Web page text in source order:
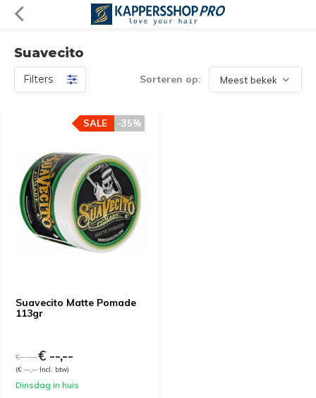
Suavecito
Filters Sorteren op:
Suavecito Matte Pomade
113gr
-35%
SALE
€ --,--€ --,--
(€ --,-- Incl. btw)
Dinsdag in huis